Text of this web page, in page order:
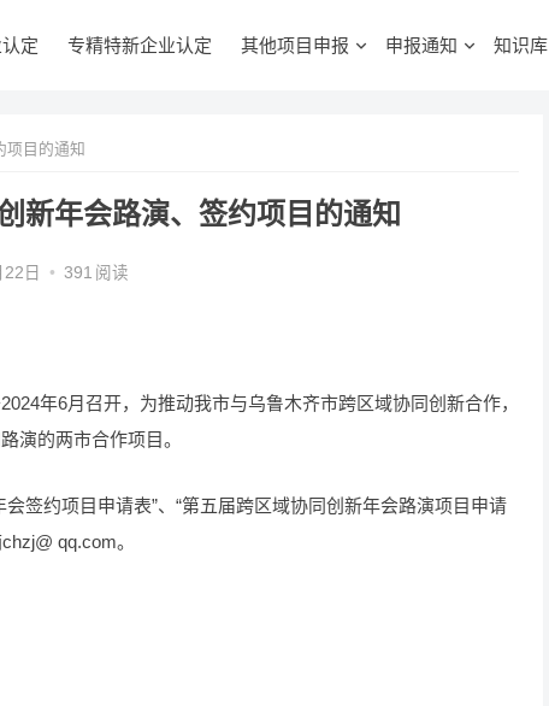
定 专精特新企业认定 其他项目申报 申报通知 知识库
项目的通知
新年会路演、签约项目的通知
日 • 391 阅读
年6月召开，为推动我市与乌鲁木齐市跨区域协同创新合作，
演的两市合作项目。
签约项目申请表”、“第五届跨区域协同创新年会路演项目申请
qq.com。